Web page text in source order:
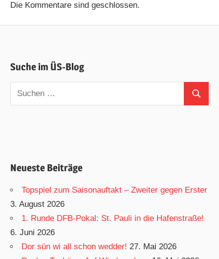
Die Kommentare sind geschlossen.
Suche im ÜS-Blog
Suchen
nach:
Suchen
Neueste Beiträge
Topspiel zum Saisonauftakt – Zweiter gegen Erster
3. August 2026
1. Runde DFB-Pokal: St. Pauli in die Hafenstraße!
6. Juni 2026
Dor sün wi all schon wedder! 27. Mai 2026